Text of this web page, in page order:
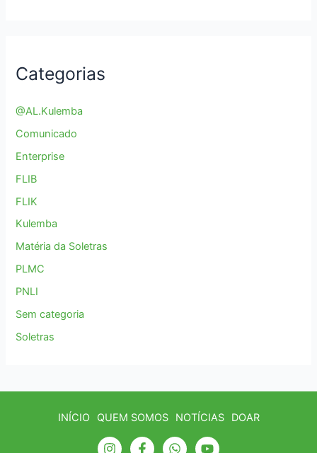
Categorias
@AL.Kulemba
Comunicado
Enterprise
FLIB
FLIK
Kulemba
Matéria da Soletras
PLMC
PNLI
Sem categoria
Soletras
INÍCIO QUEM SOMOS NOTÍCIAS DOAR